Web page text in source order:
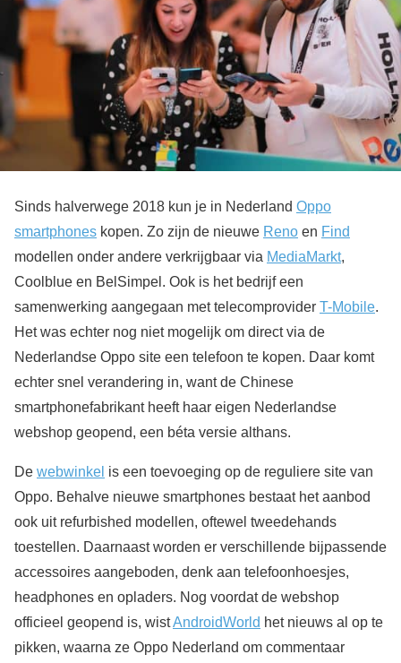
Sinds halverwege 2018 kun je in Nederland Oppo
smartphones kopen. Zo zijn de nieuwe Reno en Find
modellen onder andere verkrijgbaar via MediaMarkt,
Coolblue en BelSimpel. Ook is het bedrijf een
samenwerking aangegaan met telecomprovider T-Mobile.
Het was echter nog niet mogelijk om direct via de
Nederlandse Oppo site een telefoon te kopen. Daar komt
echter snel verandering in, want de Chinese
smartphonefabrikant heeft haar eigen Nederlandse
webshop geopend, een béta versie althans.
De webwinkel is een toevoeging op de reguliere site van
Oppo. Behalve nieuwe smartphones bestaat het aanbod
ook uit refurbished modellen, oftewel tweedehands
toestellen. Daarnaast worden er verschillende bijpassende
accessoires aangeboden, denk aan telefoonhoesjes,
headphones en opladers. Nog voordat de webshop
officieel geopend is, wistAndroidWorld het nieuws al op te
pikken, waarna ze Oppo Nederland om commentaar